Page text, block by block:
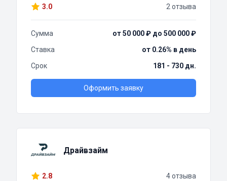
3.0 2 отзыва
Сумма
от 50 000 ₽ до 500 000 ₽
Ставка
от 0.26% в день
Срок
181 - 730 дн.
Оформить заявку
Драйвзайм
2.8 4 отзыва